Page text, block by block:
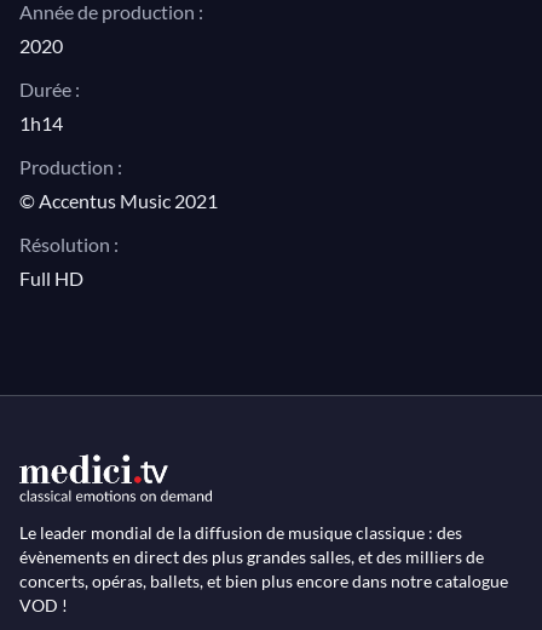
Année de production :
2020
Durée :
1h14
Production :
© Accentus Music 2021
Résolution :
Full HD
Le leader mondial de la diffusion de musique classique : des
évènements en direct des plus grandes salles, et des milliers de
concerts, opéras, ballets, et bien plus encore dans notre catalogue
VOD !